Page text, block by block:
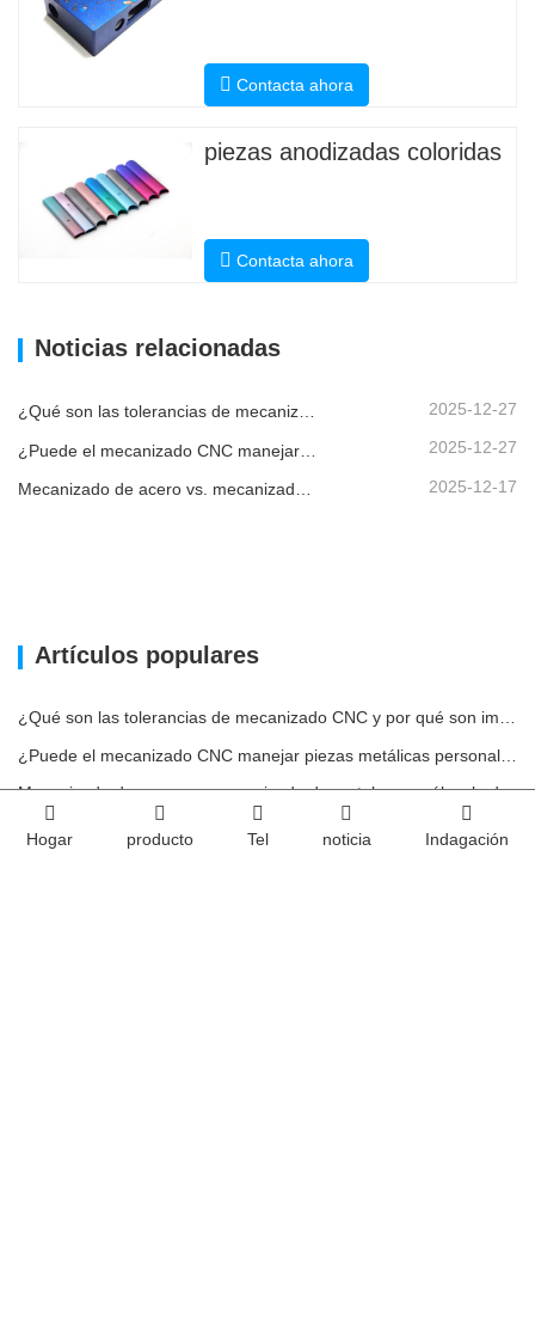
Contacta ahora
piezas anodizadas coloridas
Contacta ahora
Noticias relacionadas
¿Qué son las tolerancias de mecanizado CNC y por qué son importantes? 2025-12-27
2025-12-27
2025-12-17
Artículos populares
¿Qué son las tolerancias de mecanizado CNC y por qué son importantes?
Mecanizado de acero vs. mecanizado de metales: ¿cuál es la diferencia?
Cómo afecta la maquinabilidad al costo del mecanizado del acero
Hogar producto Tel noticia Indagación